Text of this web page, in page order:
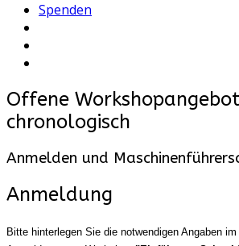
Spenden
Offene
chronologisch
Anmelden und
Anmeldung
Bitte hinterlegen Sie die notwendigen Angaben